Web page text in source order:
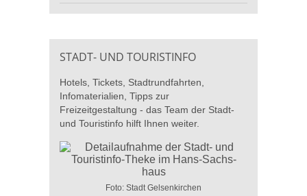
STADT- UND TOURISTINFO
Hotels, Tickets, Stadtrundfahrten,
Infomaterialien, Tipps zur
Freizeitgestaltung - das Team der Stadt-
und Touristinfo hilft Ihnen weiter.
Foto: Stadt Gelsenkirchen